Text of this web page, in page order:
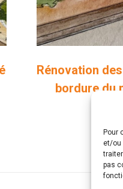
Pour
et/ou
pas
Rénovation
bordure du